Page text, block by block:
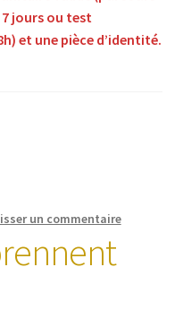
jours ou test
et une pièce d’identité.
un commentaire